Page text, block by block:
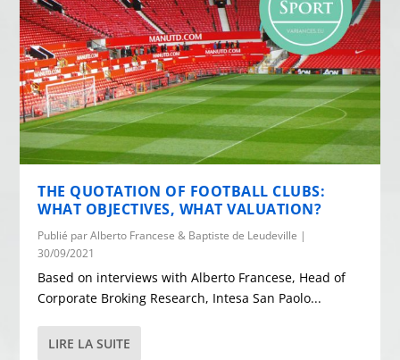
THE QUOTATION OF FOOTBALL CLUBS:
WHAT OBJECTIVES, WHAT VALUATION?
Publié parAlberto Francese & Baptiste de Leudeville |
30/09/2021
Based on interviews with Alberto Francese, Head of
Corporate Broking Research, Intesa San Paolo...
LIRE LA SUITE